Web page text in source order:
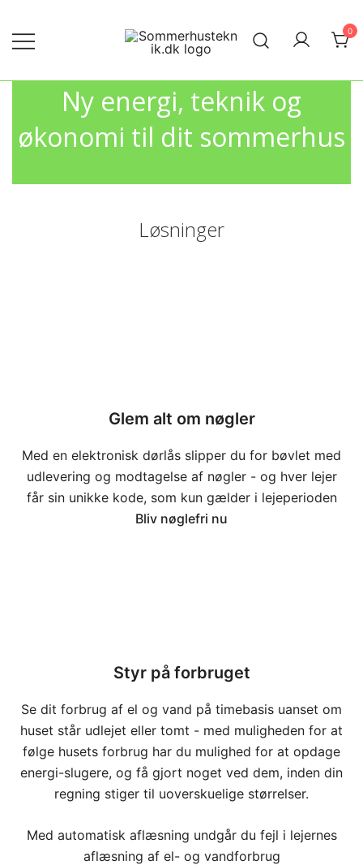
content
sommerhus
0
Ny energi, teknik og
økonomi til dit sommerhus
Løsninger
Glem alt om nøgler
Med en elektronisk dørlås slipper du for bøvlet med
udlevering og modtagelse af nøgler - og hver lejer
får sin unikke kode, som kun gælder i lejeperioden
Bliv nøglefri nu
Styr på forbruget
Se dit forbrug af el og vand på timebasis uanset om
huset står udlejet eller tomt - med muligheden for at
følge husets forbrug har du mulighed for at opdage
energi-slugere, og få gjort noget ved dem, inden din
regning stiger til uoverskuelige størrelser.
Med automatisk aflæsning undgår du fejl i lejernes
aflæsning af el- og vandforbrug